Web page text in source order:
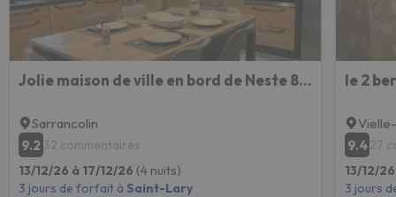
Jolie maison de ville en bord de Neste 8/9 pers
Sarrancolin
9.2 32 commentaires
13/12/26 à 17/12/26 (4 nuits)
3 jours de forfait à Saint-Lary
9.427
13/12/
3 jours